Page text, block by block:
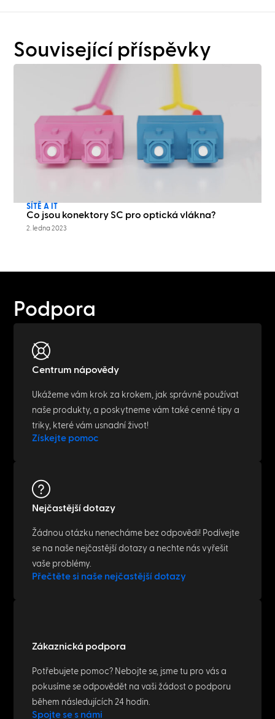
Související příspěvky
SÍTĚ A IT
Co jsou konektory SC pro optická vlákna?
2. ledna 2023
Podpora
Centrum nápovědy
Ukážeme vám krok za krokem, jak správně používat
naše produkty, a poskytneme vám také cenné tipy a
triky, které vám usnadní život!
Získejte pomoc
Nejčastější dotazy
Žádnou otázku nenecháme bez odpovědi! Podívejte
se na naše nejčastější dotazy a nechte nás vyřešit
vaše problémy.
Přečtěte si naše nejčastější dotazy
Zákaznická podpora
Potřebujete pomoc? Nebojte se, jsme tu pro vás a
pokusíme se odpovědět na vaši žádost o podporu
během následujících 24 hodin.
Spojte se s námi